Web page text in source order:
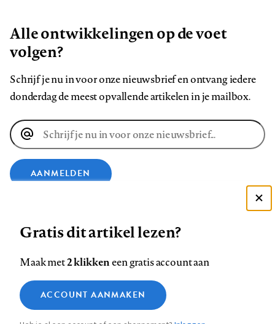
Alle ontwikkelingen op de voet
volgen?
Schrijf je nu in voor onze nieuwsbrief en ontvang iedere
donderdag de meest opvallende artikelen in je mailbox.
E-
mailadres
AANMELDEN
op
Facebook
op
LinkedIn
op
Bluesky
ons
op
InstagramYouTube
Footer
Contact Colofon Disclaimer Privacy
Medische vragen verdienen
betrouwbare antwoorden
Zie onze cookie policy
Analytische cookies
Gratis dit artikel lezen?
Maak met2 klikkeneen gratis account aan
ACCOUNT AANMAKEN